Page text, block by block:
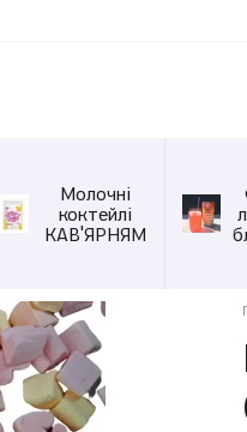
Молочні
коктейлі
КАВ'ЯРНЯМ